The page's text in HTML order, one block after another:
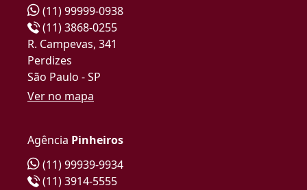
(11) 99999-0938
(11) 3868-0255
R. Campevas, 341
Perdizes
São Paulo - SP
Ver no mapa
Agência Pinheiros
(11) 99939-9934
(11) 3914-5555